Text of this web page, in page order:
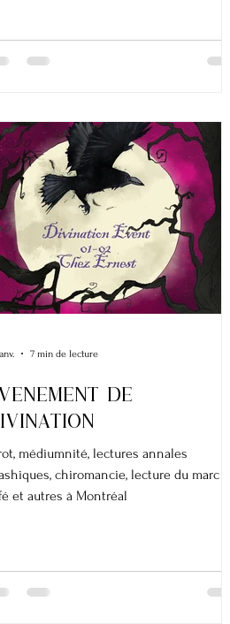
DE
médiumnité, lectures annales
chiromancie, lecture du marc de
et autres à Montréal
7 min de lecture